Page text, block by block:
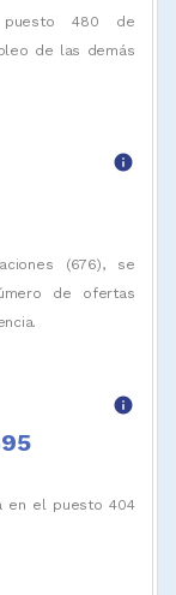
480 de
de las demás
info
(676), se
de ofertas
info
en el puesto 404